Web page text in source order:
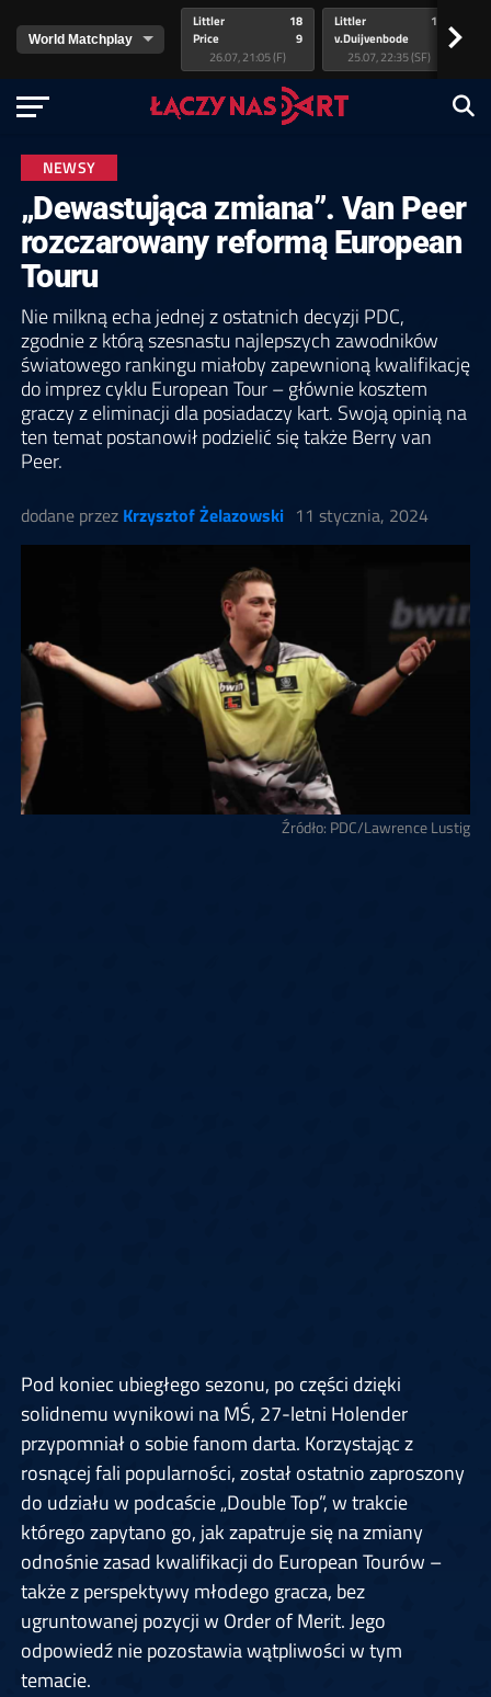
Littler
Price
18
9
26.07, 21:05 (F)
Littler
v.Duijvenbode
17
25.07, 22:35 (SF)
>
NEWSY
„Dewastująca zmiana”. Van Peer
rozczarowany reformą European
Touru
Nie milkną echa jednej z ostatnich decyzji PDC,
zgodnie z którą szesnastu najlepszych zawodników
światowego rankingu miałoby zapewnioną kwalifikację
do imprez cyklu European Tour – głównie kosztem
graczy z eliminacji dla posiadaczy kart. Swoją opinią na
ten temat postanowił podzielić się także Berry van
Peer.
dodane przez Krzysztof Żelazowski 11 stycznia, 2024
Źródło: PDC/Lawrence Lustig
Pod koniec ubiegłego sezonu, po części dzięki
solidnemu wynikowi na MŚ, 27-letni Holender
przypomniał o sobie fanom darta. Korzystając z
rosnącej fali popularności, został ostatnio zaproszony
do udziału w podcaście „Double Top”, w trakcie
którego zapytano go, jak zapatruje się na zmiany
odnośnie zasad kwalifikacji do European Tourów –
także z perspektywy młodego gracza, bez
ugruntowanej pozycji w Order of Merit. Jego
odpowiedź nie pozostawia wątpliwości w tym
temacie.